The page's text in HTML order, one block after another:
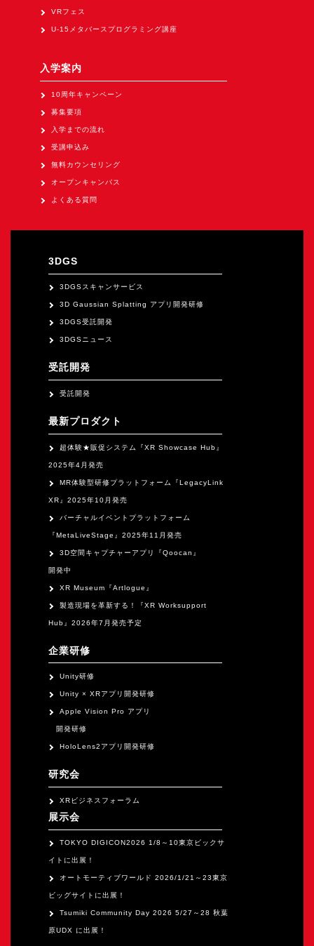
（1/8～10東京ビッグサイト）に出展。
Tsumiki Community Day 2026
（5/27～28 秋葉原UDX）に出展。
《求人》
オンライン
VRフェス
U-15メタバースプログラミング講座
入学案内
10周年キャンペーン
募集要項
入学までの流れ
受講申込み
無料カウンセリング
オープンキャンパス
よくある質問
3DGS
3DGSスキャンサービス
3D Gaussian Splatting アプリ開発研修
3DGS受託開発
3DGSニュース
受託開発
受託開発
最新プロダクト
超体験★販促システム『XR Showcase Hub』
2025年4月発売
MR体験型研修プラットフォーム『LegacyLink
XR』2025年10月発売
バーチャルイベントプラットフォーム
『MetaLiveStage』2025年11月発売
3D空間キャプチャーアプリ『Qoocan』
開発中
XR Museum『Artlogue』
製造現場を革新する！『XR Worksupport
Hub』2026年7月発売予定
企業研修
Unity研修
Unity × XRアプリ開発研修
Apple Vision Pro アプリ
開発研修
HoloLens2アプリ開発研修
研究会
XRビジネスフォーラム
展示会
TOKYO DIGICON2026 1/8～10東京ビックサ
イトに出展！
オートモーティブワールド 2026/1/21～23東京
ビッグサイトに出展！
Tsumiki Community Day 2026 5/27～28 秋葉
原UDX に出展！